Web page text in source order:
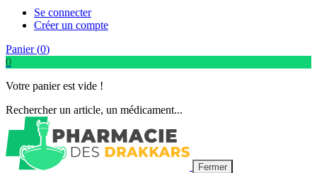
Se connecter
Créer un compte
Panier (0)
0
Votre panier est vide !
Rechercher un article, un médicament...
Fermer